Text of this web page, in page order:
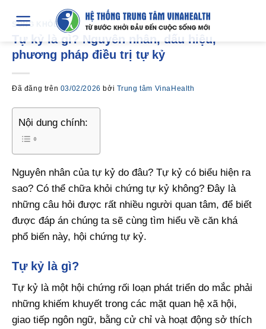
dung
SỐNG KHỎE
Tự kỷ là gì? Nguyên nhân, dấu hiệu,
phương pháp điều trị tự kỷ
Đã đăng trên 03/02/2026 bởi Trung tâm VinaHealth
Nội dung chính:
Nguyên nhân của tự kỷ do đâu? Tự kỷ có biểu hiện ra
sao? Có thể chữa khỏi chứng tự kỷ không? Đây là
những câu hỏi được rất nhiều người quan tâm, để biết
được đáp án chúng ta sẽ cùng tìm hiểu về căn khá
phổ biến này, hội chứng tự kỷ.
Tự kỷ là gì?
Tự kỷ là một hội chứng rối loạn phát triển do mắc phải
những khiếm khuyết trong các mặt quan hệ xã hội,
giao tiếp ngôn ngữ, bằng cử chỉ và hoạt động sở thích